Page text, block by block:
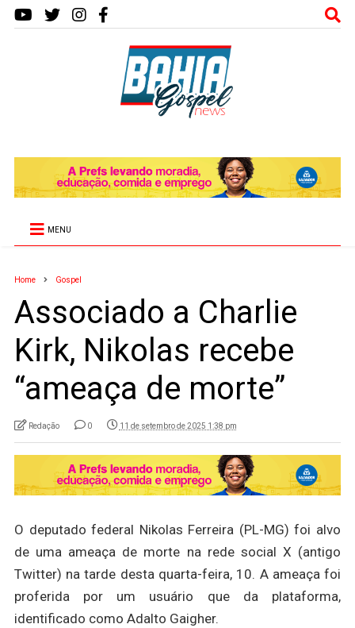
MENU
Home Gospel
Associado a Charlie
Kirk, Nikolas recebe
“ameaça de morte”
Redação 0 11 de setembro de 2025 1:38 pm
O deputado federal Nikolas Ferreira (PL-MG) foi alvo
de uma ameaça de morte na rede social X (antigo
Twitter) na tarde desta quarta-feira, 10. A ameaça foi
proferida por um usuário que da plataforma,
identificado como Adalto Gaigher.